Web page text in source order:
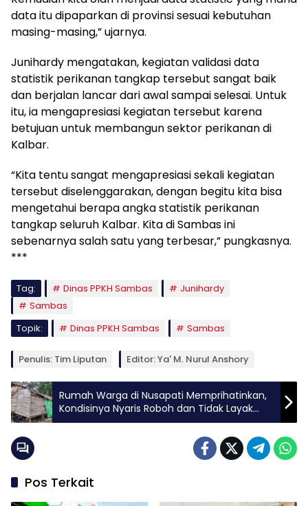
data itu dipaparkan di provinsi sesuai kebutuhan
masing-masing,” ujarnya.
Junihardy mengatakan, kegiatan validasi data
statistik perikanan tangkap tersebut sangat baik
dan berjalan lancar dari awal sampai selesai. Untuk
itu, ia mengapresiasi kegiatan tersebut karena
betujuan untuk membangun sektor perikanan di
Kalbar.
“Kita tentu sangat mengapresiasi sekali kegiatan
tersebut diselenggarakan, dengan begitu kita bisa
mengetahui berapa angka statistik perikanan
tangkap seluruh Kalbar. Kita di Sambas ini
sebenarnya salah satu yang terbesar,” pungkasnya.
***
Tag: Dinas PPKH Sambas
Junihardy
Sambas
Topik:
Dinas PPKH Sambas Sambas
Penulis: Tim Liputan Editor: Ya' M. Nurul Anshory
Rumah Warga di Nusapati Memprihatinkan,
Kondisinya Nyaris Roboh dan Tidak Layak
Huni
Pos Terkait